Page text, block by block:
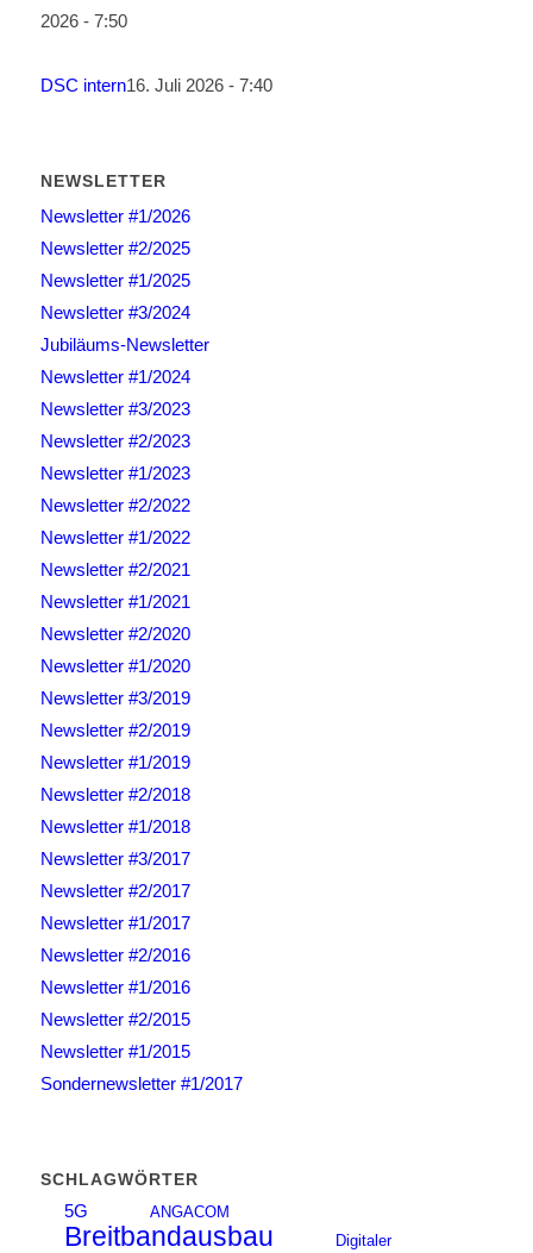
2026 - 7:50
DSC intern16. Juli 2026 - 7:40
NEWSLETTER
Newsletter #1/2026
Newsletter #2/2025
Newsletter #1/2025
Newsletter #3/2024
Jubiläums-Newsletter
Newsletter #1/2024
Newsletter #3/2023
Newsletter #2/2023
Newsletter #1/2023
Newsletter #2/2022
Newsletter #1/2022
Newsletter #2/2021
Newsletter #1/2021
Newsletter #2/2020
Newsletter #1/2020
Newsletter #3/2019
Newsletter #2/2019
Newsletter #1/2019
Newsletter #2/2018
Newsletter #1/2018
Newsletter #3/2017
Newsletter #2/2017
Newsletter #1/2017
Newsletter #2/2016
Newsletter #1/2016
Newsletter #2/2015
Newsletter #1/2015
Sondernewsletter #1/2017
SCHLAGWÖRTER
5G ANGACOM
Breitbandausbau
Digitaler